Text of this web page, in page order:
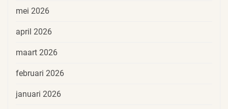
mei 2026
april 2026
maart 2026
februari 2026
januari 2026